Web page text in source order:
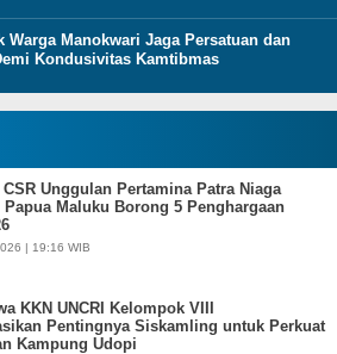
Warga Manokwari Jaga Persatuan dan
Kondusivitas Kamtibmas
Unggulan Pertamina Patra Niaga
Papua Maluku Borong 5 Penghargaan
| 19:16 WIB
KKN UNCRI Kelompok VIII
Pentingnya Siskamling untuk Perkuat
Kampung Udopi